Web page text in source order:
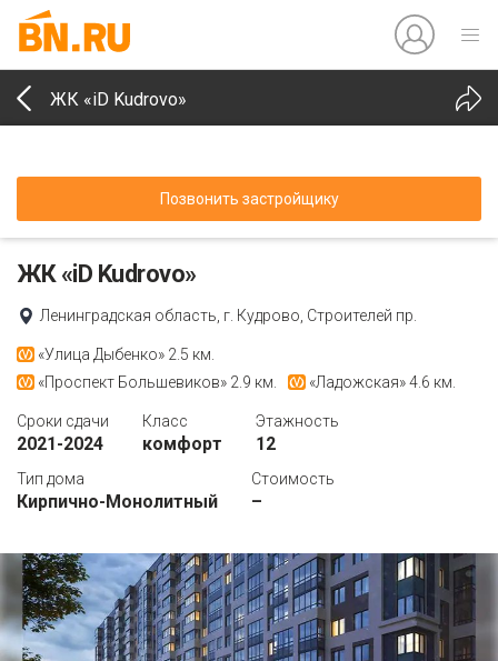
ЖК «iD Kudrovo»
Позвонить застройщику
ЖК «iD Kudrovo»
Ленинградская область, г. Кудрово, Строителей пр.
«Улица Дыбенко» 2.5 км.
«Проспект Большевиков» 2.9 км. «Ладожская»4.6 км.
Сроки сдачи
2021-2024
Класс
комфорт
Этажность
12
Тип дома
Кирпично-Монолитный
Стоимость
–